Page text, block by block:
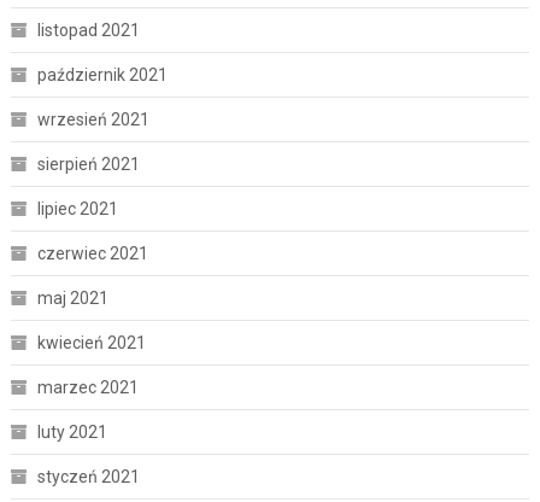
listopad 2021
październik 2021
wrzesień 2021
sierpień 2021
lipiec 2021
czerwiec 2021
maj 2021
kwiecień 2021
marzec 2021
luty 2021
styczeń 2021